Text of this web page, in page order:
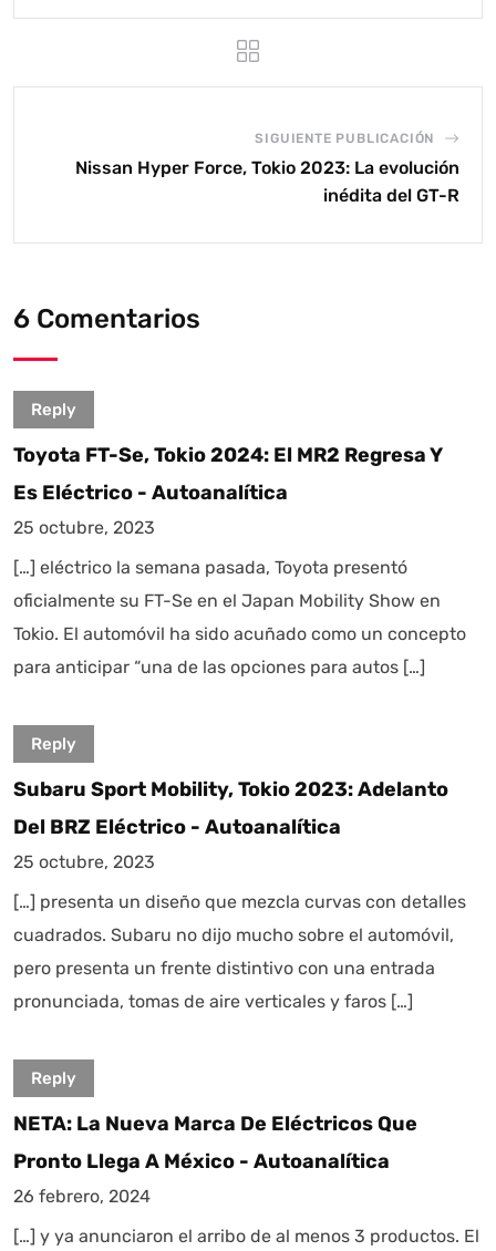
SIGUIENTE PUBLICACIÓN
Nissan Hyper Force, Tokio 2023: La evolución
inédita del GT-R
6 Comentarios
Reply
Toyota FT-Se, Tokio 2024: El MR2 Regresa Y
Es Eléctrico - Autoanalítica
25 octubre, 2023
[…] eléctrico la semana pasada, Toyota presentó
oficialmente su FT-Se en el Japan Mobility Show en
Tokio. El automóvil ha sido acuñado como un concepto
para anticipar “una de las opciones para autos […]
Reply
Subaru Sport Mobility, Tokio 2023: Adelanto
Del BRZ Eléctrico - Autoanalítica
25 octubre, 2023
[…] presenta un diseño que mezcla curvas con detalles
cuadrados. Subaru no dijo mucho sobre el automóvil,
pero presenta un frente distintivo con una entrada
pronunciada, tomas de aire verticales y faros […]
Reply
NETA: La Nueva Marca De Eléctricos Que
Pronto Llega A México - Autoanalítica
26 febrero, 2024
[…] y ya anunciaron el arribo de al menos 3 productos. El